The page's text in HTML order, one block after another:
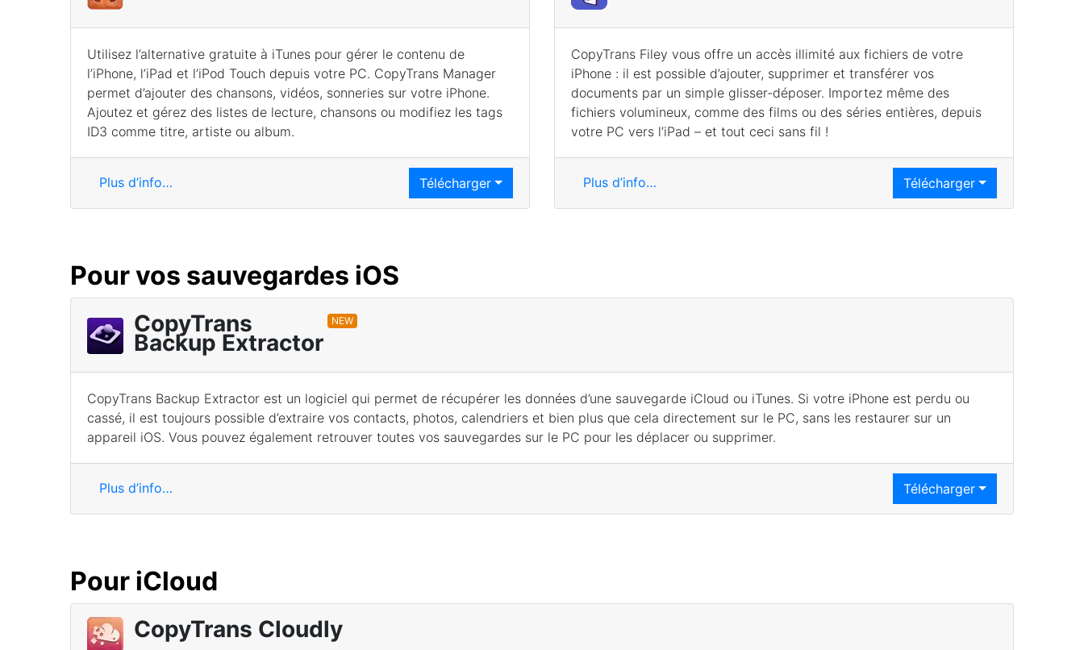
Utilisez l’alternative gratuite à iTunes pour gérer le contenu de
l’iPhone, l’iPad et l’iPod Touch depuis votre PC. CopyTrans Manager
permet d’ajouter des chansons, vidéos, sonneries sur votre iPhone.
Ajoutez et gérez des listes de lecture, chansons ou modifiez les tags
ID3 comme titre, artiste ou album.
Plus d’info… Télécharger
CopyTrans Filey vous offre un accès illimité aux fichiers de votre
iPhone : il est possible d’ajouter, supprimer et transférer vos
documents par un simple glisser-déposer. Importez même des
fichiers volumineux, comme des films ou des séries entières, depuis
votre PC vers l’iPad – et tout ceci sans fil !
Plus d’info… Télécharger
Pour vos sauvegardes iOS
CopyTrans
Backup Extractor
NEW
CopyTrans Backup Extractor est un logiciel qui permet de récupérer les données d’une sauvegarde iCloud ou iTunes. Si votre iPhone est perdu ou
cassé, il est toujours possible d’extraire vos contacts, photos, calendriers et bien plus que cela directement sur le PC, sans les restaurer sur un
appareil iOS. Vous pouvez également retrouver toutes vos sauvegardes sur le PC pour les déplacer ou supprimer.
Plus d’info… Télécharger
Pour iCloud
CopyTrans Cloudly